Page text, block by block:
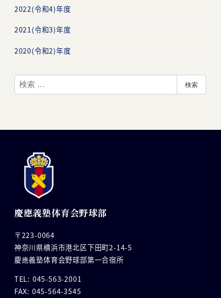
2022(令和4)年度
2021(令和3)年度
2020(令和2)年度
検
索
検索
慶應義塾体育会野球部
〒223-0064
神奈川県横浜市港北区下田町2-14-5
慶應義塾体育会野球部第一合宿所
TEL: 045-563-2001
FAX: 045-564-3545